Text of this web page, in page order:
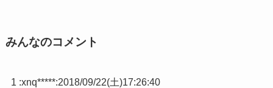
みんなのコメント
1 :xnq*****:2018/09/22(土)17:26:40